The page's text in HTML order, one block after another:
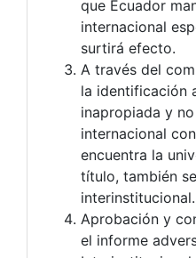
que Ecuador
internacional
surtirá efecto.
A través del
la identificación
inapropiada y
internacional
encuentra la
título, también
interinstitucional.
Aprobación y
el informe